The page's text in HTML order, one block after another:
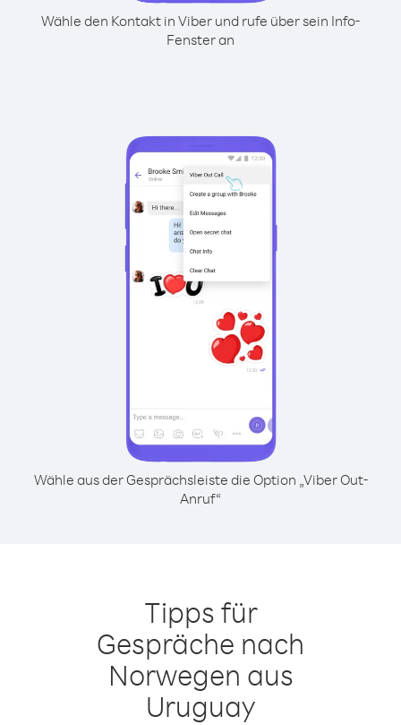
Wähle den Kontakt in Viber und rufe über sein Info-
Fenster an
Wähle aus der Gesprächsleiste die Option „Viber Out-
Anruf“
Tipps für
Gespräche nach
Norwegen aus
Uruguay